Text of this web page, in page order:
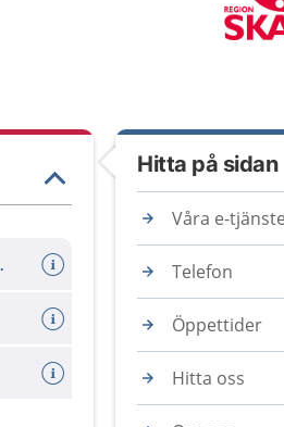
tid
Hitta på sidan
Våra e-
Telefon
Öppettider
Hitta oss